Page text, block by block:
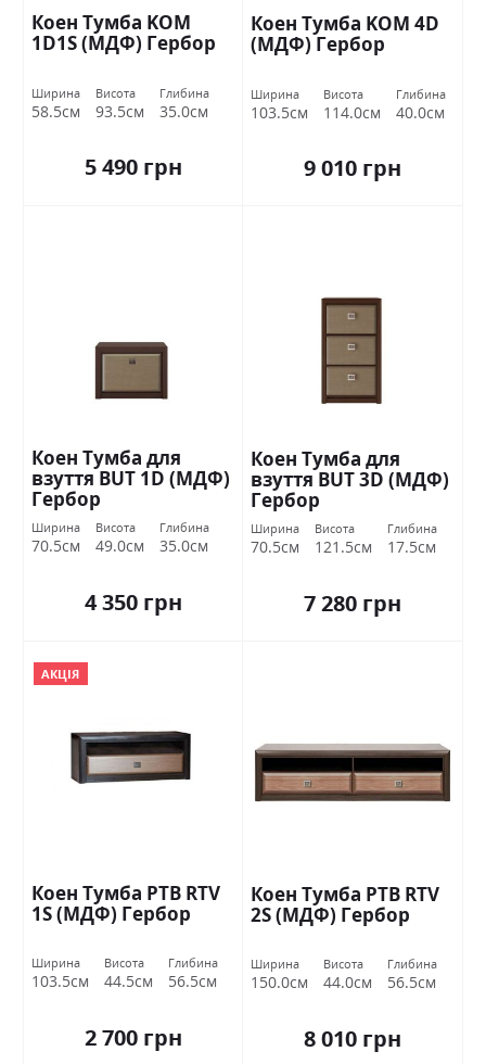
Коен Тумба KOM
1D1S (МДФ) Гербор
Ширина
58.5см
Висота
93.5см
Глибина
35.0см
5 490 грн
Коен Тумба KOM 4D
(МДФ) Гербор
Ширина
103.5см
Висота
114.0см
Глибина
40.0см
9 010 грн
Коен Тумба для
взуття BUT 1D (МДФ)
Гербор
Ширина
70.5см
Висота
49.0см
Глибина
35.0см
4 350 грн
Коен Тумба для
взуття BUT 3D (МДФ)
Гербор
Ширина
70.5см
Висота
121.5см
Глибина
17.5см
7 280 грн
АКЦІЯ
Коен Тумба РТВ RTV
1S (МДФ) Гербор
Ширина
103.5см
Висота
44.5см
Глибина
56.5см
2 700 грн
Коен Тумба РТВ RTV
2S (МДФ) Гербор
Ширина
150.0см
Висота
44.0см
Глибина
56.5см
8 010 грн